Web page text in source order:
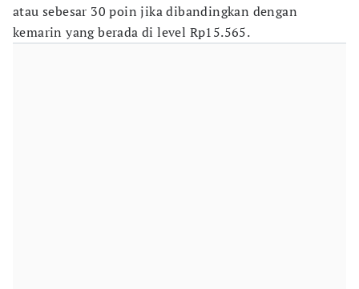
atau sebesar 30 poin jika dibandingkan dengan
kemarin yang berada di level Rp15.565.